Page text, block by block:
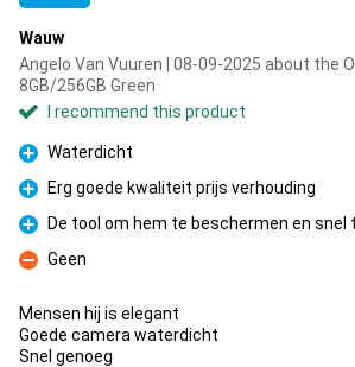
Wauw
Angelo Van Vuuren | 08-09-2025 about the
8GB/256GB Green
I recommend this product
Pro
Waterdicht
Pro
Erg goede kwaliteit prijs verhouding
Pro
De tool om hem te beschermen en snel
Con
Geen
Mensen hij is elegant
Goede camera waterdicht
Snel genoeg